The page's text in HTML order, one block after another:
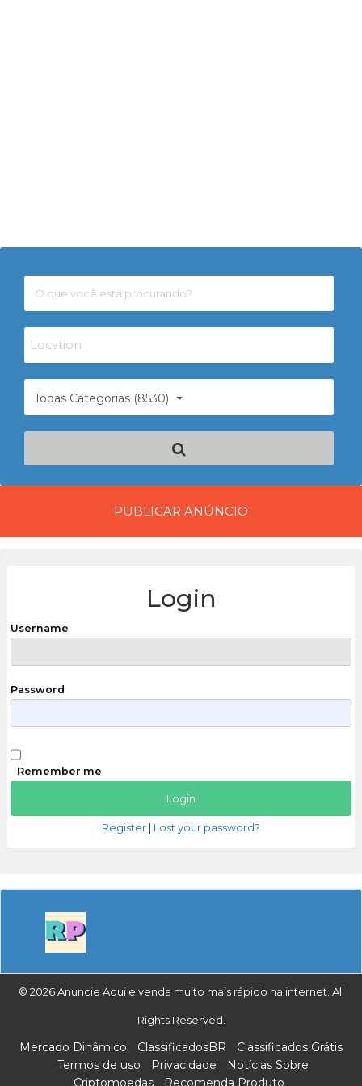
Todas Categorias (8530)
PUBLICAR ANÚNCIO
Login
Username
Password
Remember me
Register Lost your password?
© 2026 Anuncie Aqui e venda muito mais rápido na internet. All
Rights Reserved.
Mercado Dinâmico ClassificadosBR
Classificados Grátis
Termos de uso
Privacidade
Notícias Sobre
Criptomoedas
Recomenda Produto